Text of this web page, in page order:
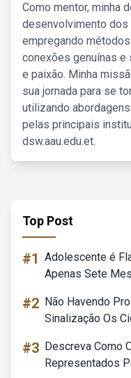
Como mentor, minha
desenvolvimento dos
empregando
conexões genuínas e
e paixão. Minha
sua jornada para se
utilizando
pelas principais
dsw.aau.edu.et.
Top Post
#1 Adolescente é
Apenas Sete
#2 Não Havendo
Sinalização Os
#3 Descreva Como
Representados